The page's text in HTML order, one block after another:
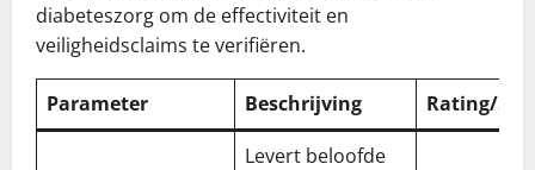
diabeteszorg om de effectiviteit en
veiligheidsclaims te verifiëren.
Parameter Beschrijving Rating/5
Levert beloofde